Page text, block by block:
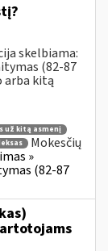
skelbiama:
(82-87
arba kitą
už kitą asmenį
Mokesčių
»
(82-87